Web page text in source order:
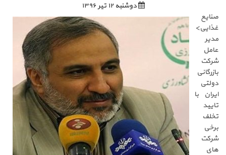
دوشنبه ۱۲ تیر ۱۳۹۶
صنایع
غذایی>
مدیر
عامل
شرکت
بازرگانی
دولتی
ایران با
تایید
تخلف
برخی
شرکت
های